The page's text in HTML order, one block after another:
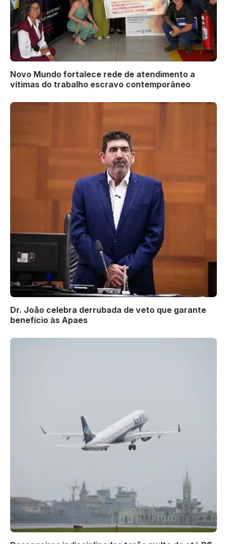
Novo Mundo fortalece rede de atendimento a
vítimas do trabalho escravo contemporâneo
Dr. João celebra derrubada de veto que garante
benefício às Apaes